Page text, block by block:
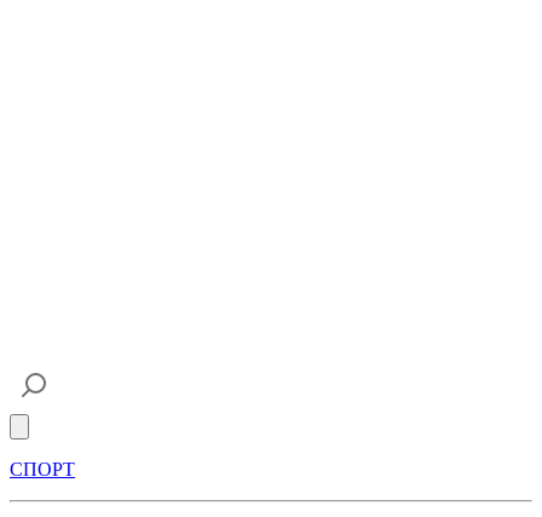
СПОРТ